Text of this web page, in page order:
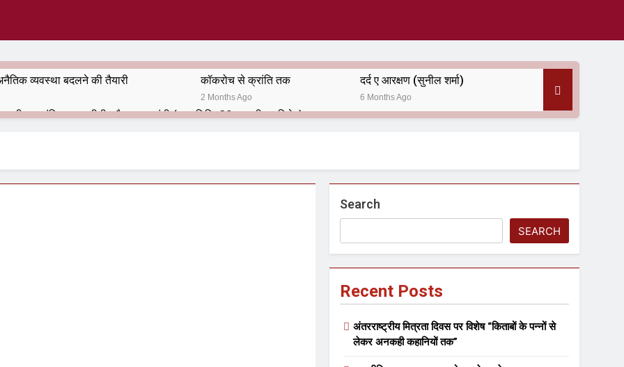
व्यवस्था बदलने की तैयारी कॉकरोच से क्रांति तक
2 Months Ago
दर्द ए आरक्षण (सुनील शर्मा)
6 Months Ago
भारतीय राजनीति में आज भी प्रासांगिक एव अद्वीतीय है महात्मा गांधी (पुण्य तिथि-30 जनवरी पर विशेष)
बंदा सिंह बहादुर की स्मृति में स्मारक निर्माण की दिशा में बढ़ते कदम
9 आतंकी ठिकानों पर भारत ने की एयर स्ट्राइक (ऑपरेशन सिन्दूर)
Search
SEARCH
Recent Posts
अंतरराष्ट्रीय मित्रता दिवस पर विशेष “किताबों के पन्नों से
लेकर अनकही कहानियों तक”